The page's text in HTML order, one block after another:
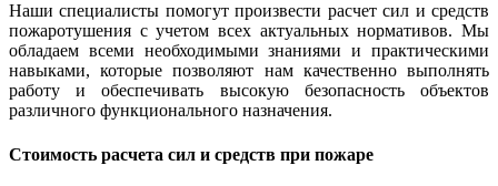
Наши специалисты помогут произвести расчет сил и средств
пожаротушения с учетом всех актуальных нормативов. Мы
обладаем всеми необходимыми знаниями и практическими
навыками, которые позволяют нам качественно выполнять
работу и обеспечивать высокую безопасность объектов
различного функционального назначения.
Стоимость расчета сил и средств при пожаре